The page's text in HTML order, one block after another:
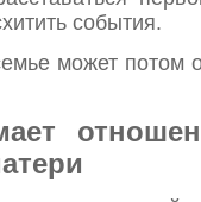
события.
может потом